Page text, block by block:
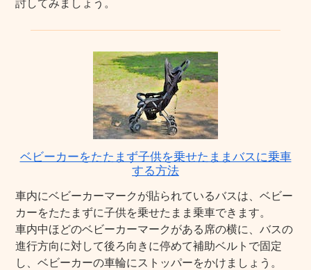
討してみましょう。
ベビーカーをたたまず子供を乗せたままバスに乗車
する方法
車内にベビーカーマークが貼られているバスは、ベビー
カーをたたまずに子供を乗せたまま乗車できます。
車内中ほどのベビーカーマークがある席の横に、バスの
進行方向に対して後ろ向きに停めて補助ベルトで固定
し、ベビーカーの車輪にストッパーをかけましょう。